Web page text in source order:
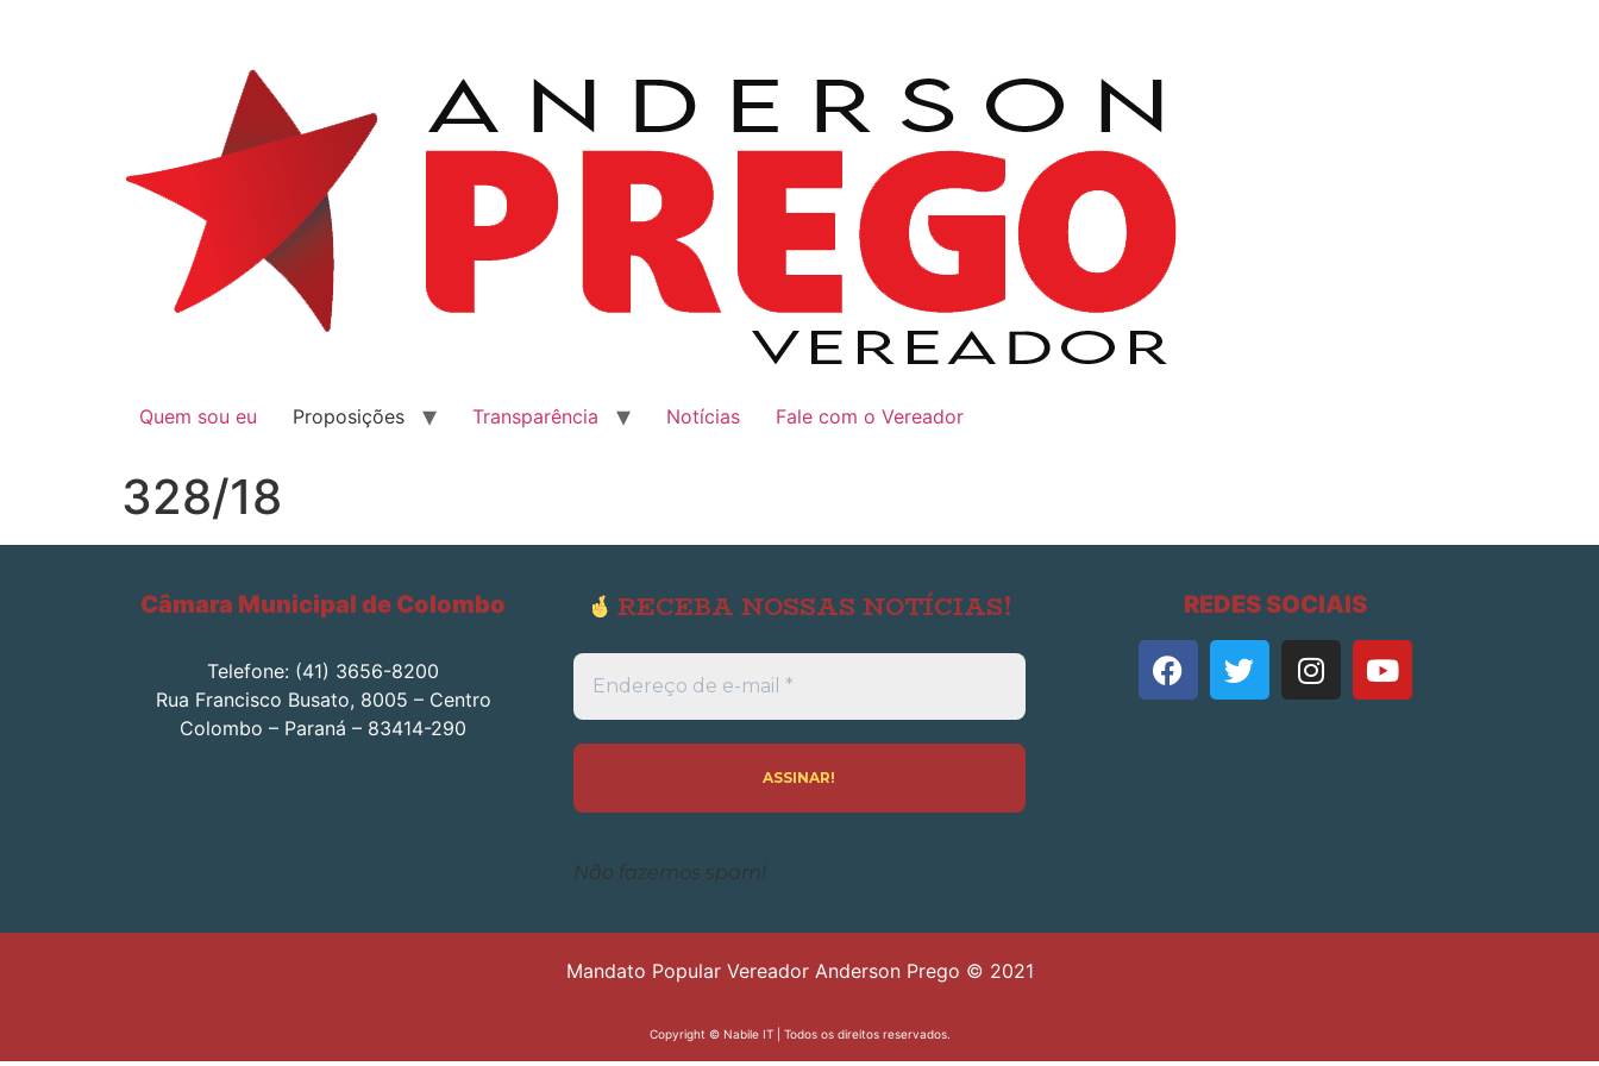
Quem sou eu Proposições Transparência Notícias Fale com o Vereador
328/18
Câmara Municipal de Colombo
Telefone: (41) 3656-8200
Rua Francisco Busato, 8005 – Centro
Colombo – Paraná – 83414-290
RECEBA NOSSAS NOTÍCIAS!
Endereço
de
e-
*
Não fazemos spam!
REDES SOCIAIS
Mandato Popular Vereador Anderson Prego © 2021
Copyright © Nabile IT| Todos os direitos reservados.